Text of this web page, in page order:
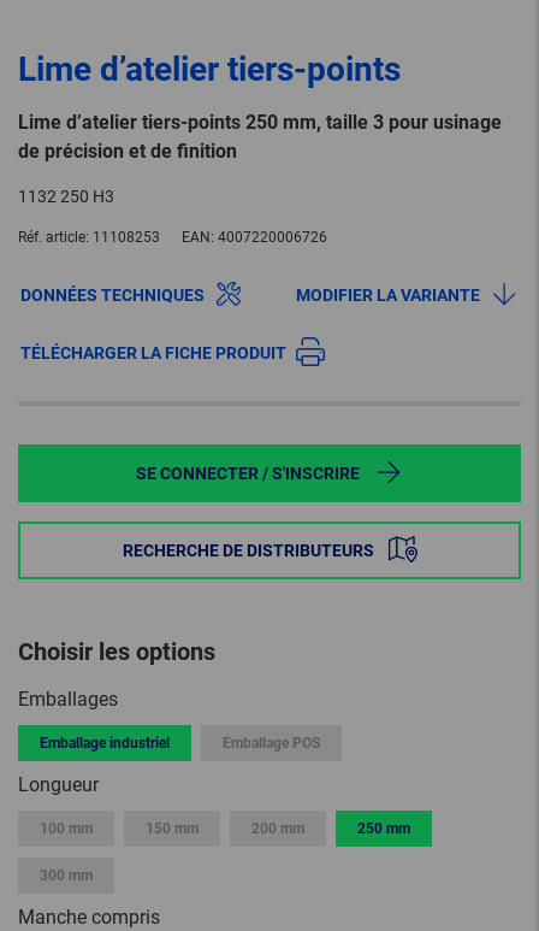
Lime d’atelier tiers-points
Lime d’atelier tiers-points 250 mm, taille 3 pour usinage
de précision et de finition
1132 250 H3
Réf. article: 11108253 EAN: 4007220006726
DONNÉES TECHNIQUES MODIFIER LA VARIANTE
TÉLÉCHARGER LA FICHE PRODUIT
SE CONNECTER / S'INSCRIRE
RECHERCHE DE DISTRIBUTEURS
Choisir les options
Emballages
Emballage industriel Emballage POS
Longueur
100 mm 150 mm 200 mm 250 mm
300 mm
Manche compris